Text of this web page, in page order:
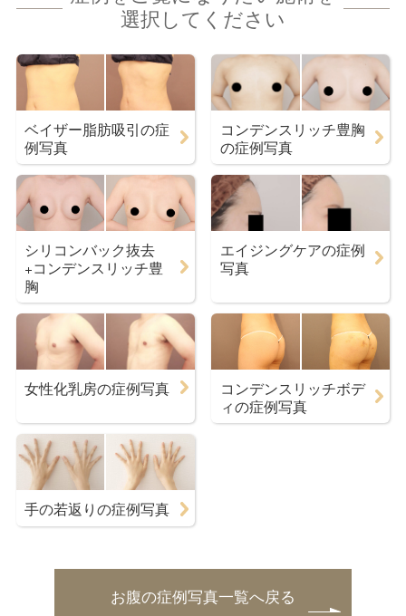
選択してください
ベイザー脂肪吸引の症
例写真
コンデンスリッチ豊胸
の症例写真
シリコンバック抜去
+コンデンスリッチ豊
胸
エイジングケアの症例
写真
女性化乳房の症例写真
コンデンスリッチボデ
ィの症例写真
手の若返りの症例写真
お腹の症例写真一覧へ戻る